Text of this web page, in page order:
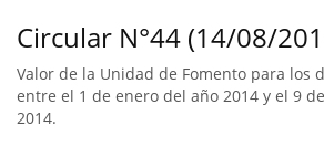
Circular N°44 (14/08/
Valor de la Unidad de Fomento para los
entre el 1 de enero del año 2014 y el 9
2014.